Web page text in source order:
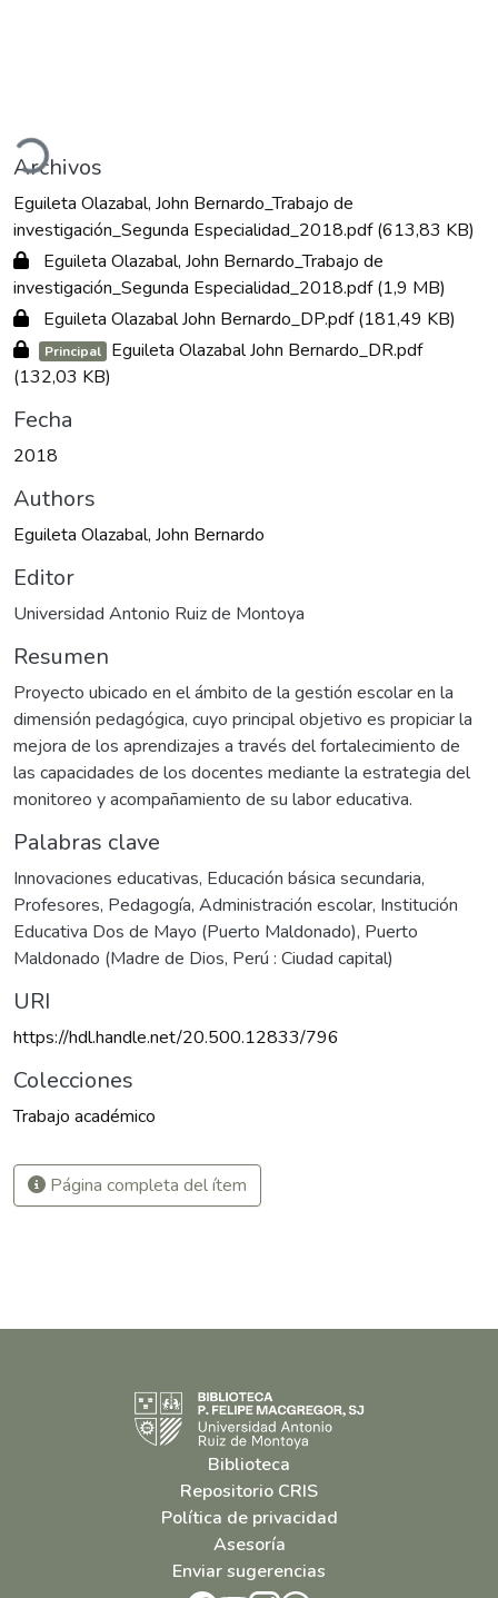
Archivos
Eguileta Olazabal, John Bernardo_Trabajo de
investigación_Segunda Especialidad_2018.pdf(613,83 KB)
Eguileta Olazabal, John Bernardo_Trabajo de
investigación_Segunda Especialidad_2018.pdf(1,9 MB)
Eguileta Olazabal John Bernardo_DP.pdf(181,49 KB)
Principal Eguileta Olazabal John Bernardo_DR.pdf
(132,03 KB)
Fecha
2018
Authors
Eguileta Olazabal, John Bernardo
Editor
Universidad Antonio Ruiz de Montoya
Resumen
Proyecto ubicado en el ámbito de la gestión escolar en la
dimensión pedagógica, cuyo principal objetivo es propiciar la
mejora de los aprendizajes a través del fortalecimiento de
las capacidades de los docentes mediante la estrategia del
monitoreo y acompañamiento de su labor educativa.
Palabras clave
Innovaciones educativas, Educación básica secundaria,
Profesores, Pedagogía, Administración escolar, Institución
Educativa Dos de Mayo (Puerto Maldonado), Puerto
Maldonado (Madre de Dios, Perú : Ciudad capital)
URI
https://hdl.handle.net/20.500.12833/796
Colecciones
Trabajo académico
Página completa del ítem
Biblioteca
Repositorio CRIS
Política de privacidad
Asesoría
Enviar sugerencias